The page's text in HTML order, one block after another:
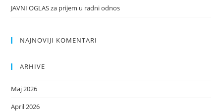
JAVNI OGLAS za prijem u radni odnos
NAJNOVIJI KOMENTARI
ARHIVE
Maj 2026
April 2026